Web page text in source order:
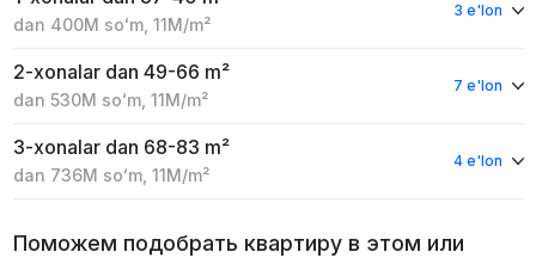
dan 400M soʻm, 11M/m²
3 e'lon
2-xonalar dan 49-66 m²
dan 530M soʻm, 11M/m²
7 e'lon
3-xonalar dan 68-83 m²
dan 736M soʻm, 11M/m²
4 e'lon
Поможем подобрать квартиру в этом или